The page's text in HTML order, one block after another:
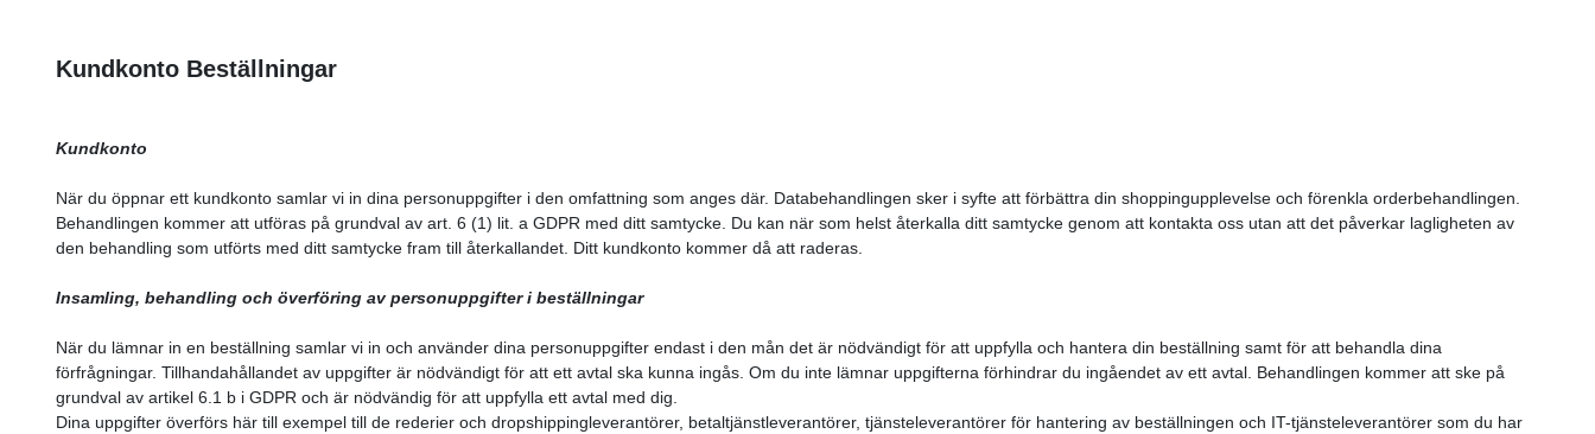
Kundkonto Beställningar
Kundkonto
När du öppnar ett kundkonto samlar vi in dina personuppgifter i den omfattning som anges där. Databehandlingen sker i syfte att förbättra din shoppingupplevelse och förenkla orderbehandlingen.
Behandlingen kommer att utföras på grundval av art. 6 (1) lit. a GDPR med ditt samtycke. Du kan när som helst återkalla ditt samtycke genom att kontakta oss utan att det påverkar lagligheten av
den behandling som utförts med ditt samtycke fram till återkallandet. Ditt kundkonto kommer då att raderas.
Insamling, behandling och överföring av personuppgifter i beställningar
När du lämnar in en beställning samlar vi in och använder dina personuppgifter endast i den mån det är nödvändigt för att uppfylla och hantera din beställning samt för att behandla dina
förfrågningar. Tillhandahållandet av uppgifter är nödvändigt för att ett avtal ska kunna ingås. Om du inte lämnar uppgifterna förhindrar du ingåendet av ett avtal. Behandlingen kommer att ske på
grundval av artikel 6.1 b i GDPR och är nödvändig för att uppfylla ett avtal med dig.
Dina uppgifter överförs här till exempel till de rederier och dropshippingleverantörer, betaltjänstleverantörer, tjänsteleverantörer för hantering av beställningen och IT-tjänsteleverantörer som du har